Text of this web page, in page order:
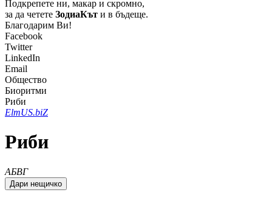
Подкрепете ни, макар и скромно,
за да четете ЗодиаКът и в бъдеще.
Благодарим Ви!
Facebook
Twitter
LinkedIn
Email
Общество
Биоритми
Риби
ElmUS.biZ
Риби
AБВГ